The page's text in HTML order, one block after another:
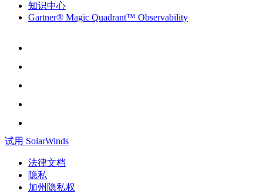
知识中心
Gartner® Magic Quadrant™ Observability
试用 SolarWinds
法律文档
隐私
加州隐私权